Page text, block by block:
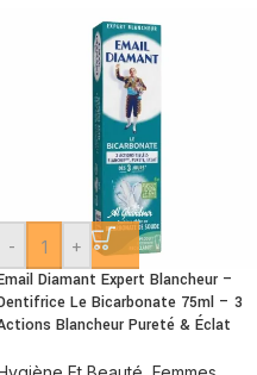
- +
Diamant Expert Blancheur –
Le Bicarbonate 75ml – 3
Blancheur Pureté & Éclat